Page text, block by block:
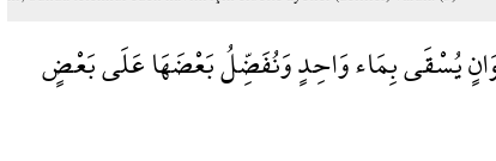
يُسْقَى بِمَاء وَاحِدٍ وَنُفَضِّلُ بَعْضَهَا عَلَى بَعْضٍ